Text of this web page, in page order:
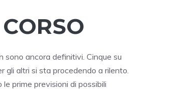
sono ancora definitivi. Cinque su
gli altri si sta procedendo a rilento.
prime previsioni di possibili